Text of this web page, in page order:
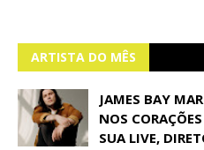
ARTISTA DO MÊS
JAMES BAY
NOS
SUA LIVE,